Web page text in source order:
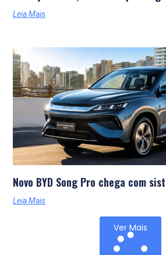
Leia Mais
Novo BYD Song Pro chega com
Leia Mais
Ver Mais